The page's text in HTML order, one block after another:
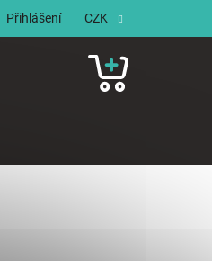
CZK
Přihlášení
NÁKUPNÍ